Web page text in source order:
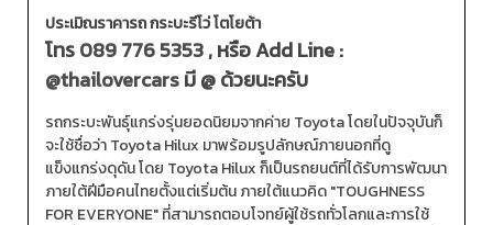
ประเมิณราคารถ กระบะรีโว่ โตโยต้า
โทร089 776 5353, หรือ Add Line :
@thailovercarsมี @ ด้วยนะครับ
รถกระบะพันธุ์แกร่งรุ่นยอดนิยมจากค่าย Toyota โดยในปัจจุบันก็
จะใช้ชื่อว่า Toyota Hilux มาพร้อมรูปลักษณ์ภายนอกที่ดู
แข็งแกร่งดุดัน โดย Toyota Hilux ก็เป็นรถยนต์ที่ได้รับการพัฒนา
ภายใต้ฝีมือคนไทยตั้งแต่เริ่มต้น ภายใต้แนวคิด "TOUGHNESS
FOR EVERYONE" ที่สามารถตอบโจทย์ผู้ใช้รถทั่วโลกและการใช้